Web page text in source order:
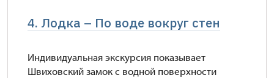
4. Лодка – По воде вокруг стен
Индивидуальная экскурсия показывает
Швиховский замок с водной поверхности